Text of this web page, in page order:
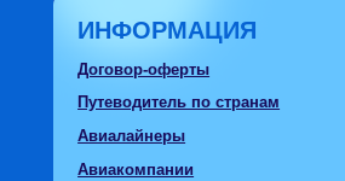
ИНФОРМАЦИЯ
Договор-оферты
Путеводитель по странам
Авиалайнеры
Авиакомпании